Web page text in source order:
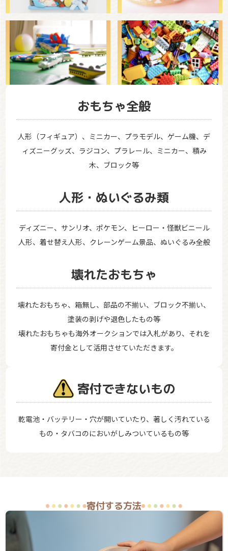
おもちゃ全般
人形（フィギュア）、ミニカー、プラモデル、ゲーム機、デ
ィズニーグッズ、ラジコン、プラレール、ミニカー、積み
木、ブロック等
人形・ぬいぐるみ類
ディズニー、サンリオ、ポケモン、ヒーロー・怪獣ビニール
人形、着せ替え人形、クレーンゲーム景品、ぬいぐるみ全般
壊れたおもちゃ
壊れたおもちゃ、箱無し、部品の不揃い、ブロック不揃い、
塗装の剥げや退色したもの等
壊れたおもちゃも海外オークションでは入札があり、それを
寄付金として活用させていただきます。
寄付できないもの
乾電池・バッテリー・穴が開いていたり、著しく汚れている
もの・タバコのにおいがしみついているもの等
寄付する方法